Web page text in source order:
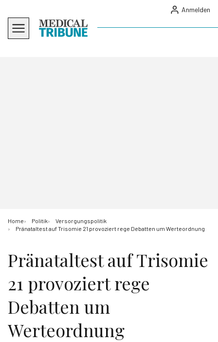
Anmelden
Home Politik
Versorgungspolitik
Pränataltest auf Trisomie 21 provoziert rege Debatten um Werteordnung
Pränataltest auf Trisomie
21 provoziert rege
Debatten um
Werteordnung